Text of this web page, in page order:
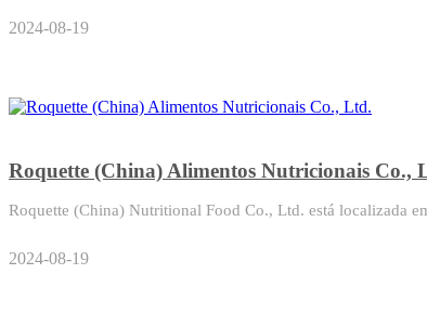
2024-08-19
Roquette (China) Alimentos Nutricionais Co.,
Roquette (China) Nutritional Food Co., Ltd. está localizada
2024-08-19